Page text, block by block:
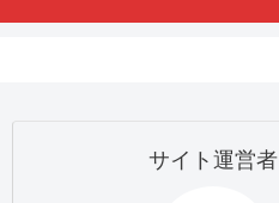
サイト運営者